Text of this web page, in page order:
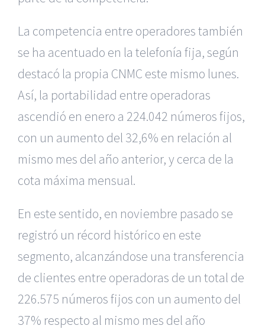
La competencia entre operadores también
se ha acentuado en la telefonía fija, según
destacó la propia CNMC este mismo lunes.
Así, la portabilidad entre operadoras
ascendió en enero a 224.042 números fijos,
con un aumento del 32,6% en relación al
mismo mes del año anterior, y cerca de la
cota máxima mensual.
En este sentido, en noviembre pasado se
registró un récord histórico en este
segmento, alcanzándose una transferencia
de clientes entre operadoras de un total de
226.575 números fijos con un aumento del
37% respecto al mismo mes del año